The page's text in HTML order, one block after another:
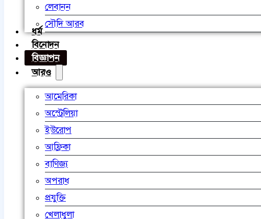
লেবানন
সৌদি আরব
ধর্ম
বিনোদন
বিজ্ঞাপন
আরও
আমেরিকা
অস্ট্রেলিয়া
ইউরোপ
আফ্রিকা
বাণিজ্য
অপরাধ
প্রযুক্তি
খেলাধুলা